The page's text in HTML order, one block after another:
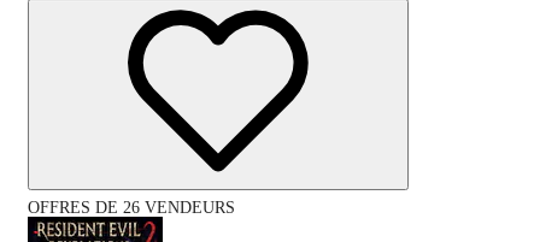
OFFRES DE 26 VENDEURS